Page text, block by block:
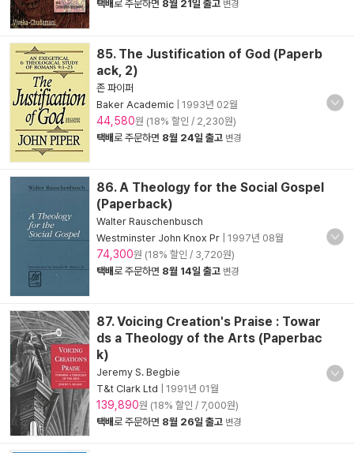
택배로 주문하면 8월 21일 출고 변경
85. The Justification of God (Paperb
ack, 2)
존 파이퍼
Baker Academic
1993년 02월
44,580원 (18% 할인 / 2,230원)
택배로 주문하면 8월 24일 출고 변경
86. A Theology for the Social Gospel
(Paperback)
Walter Rauschenbusch
Westminster John Knox Pr
1997년 08월
74,300원 (18% 할인 / 3,720원)
택배로 주문하면 8월 14일 출고 변경
87. Voicing Creation's Praise : Towar
ds a Theology of the Arts (Paperbac
k)
Jeremy S. Begbie
T&t Clark Ltd
1991년 01월
139,890원 (18% 할인 / 7,000원)
택배로 주문하면 8월 26일 출고 변경